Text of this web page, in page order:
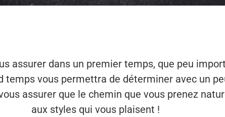
assurer dans un premier temps, que peu
temps vous permettra de déterminer avec un
assurer que le chemin que vous prenez
aux styles qui vous plaisent !